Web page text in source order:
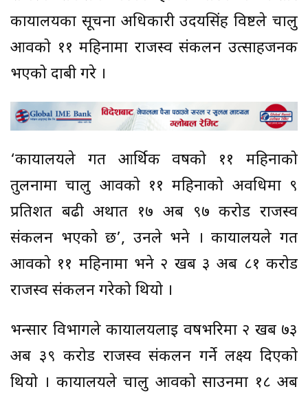
कार्यालयका सूचना अधिकारी उदयसिंह विष्टले चालु
आवको ११ महिनामा राजस्व संकलन उत्साहजनक
भएको दाबी गरे ।
‘कार्यालयले गत आर्थिक वर्षको ११ महिनाको
तुलनामा चालु आवको ११ महिनाको अवधिमा ९
प्रतिशत बढी अर्थात १७ अर्ब ९७ करोड राजस्व
संकलन भएको छ’, उनले भने । कार्यालयले गत
आवको ११ महिनामा भने २ खर्ब ३ अर्ब ८१ करोड
राजस्व संकलन गरेको थियो ।
भन्सार विभागले कार्यालयलाई वर्षभरिमा २ खर्ब ७३
अर्ब ३९ करोड राजस्व संकलन गर्ने लक्ष्य दिएको
थियो । कार्यालयले चालु आवको साउनमा १८ अर्ब